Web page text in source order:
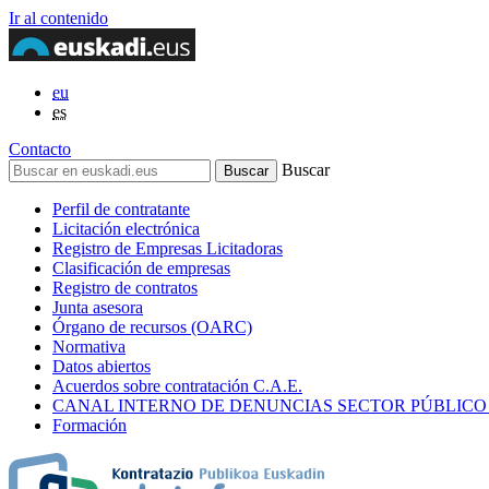
Ir al contenido
eu
es
Contacto
Buscar
Perfil de contratante
Licitación electrónica
Registro de Empresas Licitadoras
Clasificación de empresas
Registro de contratos
Junta asesora
Órgano de recursos (OARC)
Normativa
Datos abiertos
Acuerdos sobre contratación C.A.E.
CANAL INTERNO DE DENUNCIAS SECTOR
Formación